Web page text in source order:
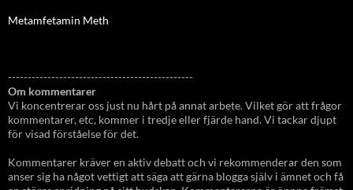
Metamfetamin Meth
-----------------------------------------------
Om kommentarer
Vi koncentrerar oss just nu hårt på annat arbete. Vilket gör att frågor
kommentarer, etc, kommer i tredje eller fjärde hand. Vi tackar djupt
för visad förståelse för det.
Kommentarer kräver en aktiv debatt och vi rekommenderar den som
anser sig ha något vettigt att säga att gärna blogga själv i ämnet och få